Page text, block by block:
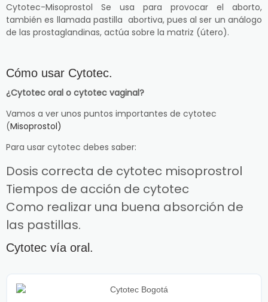
Cytotec-Misoprostol Se usa para provocar el aborto,
también es llamada pastilla abortiva, pues al ser un análogo
de las prostaglandinas, actúa sobre la matriz (útero).
Cómo usar Cytotec.
¿Cytotec oral o cytotec vaginal?
Vamos a ver unos puntos importantes de cytotec
(Misoprostol)
Para usar cytotec debes saber:
Dosis correcta de cytotec misoprostrol
Tiempos de acción de cytotec
Como realizar una buena absorción de
las pastillas.
Cytotec vía oral.